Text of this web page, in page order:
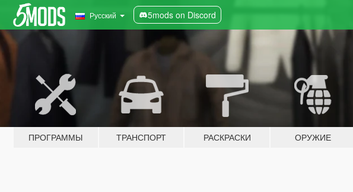
Русский 5mods on Discord
ПРОГРАММЫ ТРАНСПОРТ РАСКРАСКИ ОРУЖИЕ